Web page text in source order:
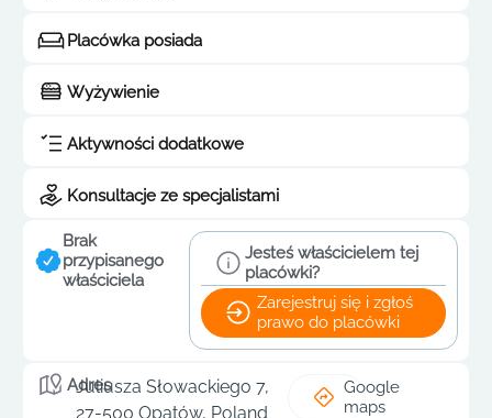
Placówka posiada
Wyżywienie
Aktywności dodatkowe
Konsultacje ze specjalistami
Brak
przypisanego
właściciela
Jesteś właścicielem tej
placówki?
Zarejestruj się i zgłoś
prawo do placówki
Adres
Juliusza Słowackiego 7,
27-500 Opatów, Poland
Google
maps